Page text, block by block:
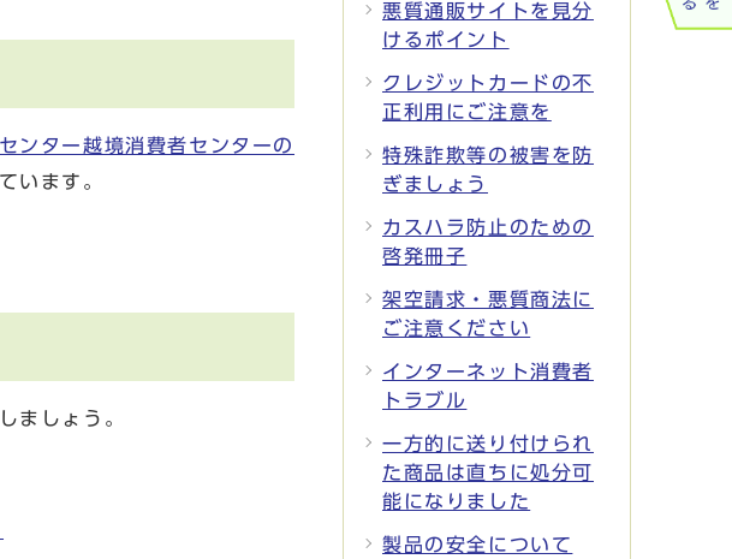
ンター越境消費者センターの
います。
ましょう。
悪質通販サイトを見分
けるポイント
クレジットカードの不
正利用にご注意を
特殊詐欺等の被害を防
ぎましょう
カスハラ防止のための
啓発冊子
架空請求・悪質商法に
ご注意ください
インターネット消費者
トラブル
一方的に送り付けられ
た商品は直ちに処分可
能になりました
製品の安全について